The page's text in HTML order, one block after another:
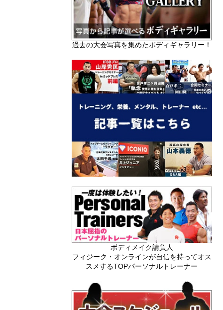
過去の大会写真を集めたボディギャラリー！
ボディメイク請負人
フィジーク・オンラインが自信を持ってオス
スメするTOPパーソナルトレーナー